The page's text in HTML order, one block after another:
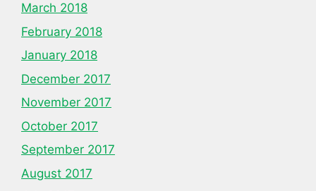
March 2018
February 2018
January 2018
December 2017
November 2017
October 2017
September 2017
August 2017